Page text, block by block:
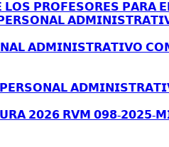
𝗣𝗥𝗢𝗙𝗘𝗦𝗢𝗥𝗘𝗦 𝗣𝗔𝗥𝗔
𝗔𝗗𝗠𝗜𝗡𝗜𝗦𝗧𝗥𝗔𝗧𝗜𝗩𝗢
𝟮𝟬𝟮𝟲 𝗥𝗩𝗠 𝟬𝟵𝟴-𝟮𝟬𝟮𝟱-